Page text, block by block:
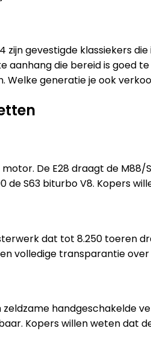
zijn gevestigde klassiekers
die bereid is goed
generatie je ook
De E28 draagt de M88/
de S63 biturbo V8. Kopers
dat tot 8.250
volledige transparantie
handgeschakelde
Kopers willen weten dat